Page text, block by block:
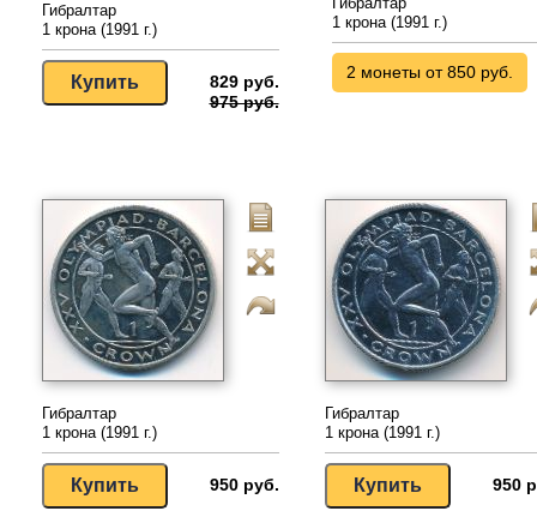
Гибралтар
1 крона (1991 г.)
829 руб.
975 руб.
1 крона (1991 г.)
2 монеты от 850 руб.
Гибралтар
1 крона (1991 г.)
950 руб.
Гибралтар
1 крона (1991 г.)
950